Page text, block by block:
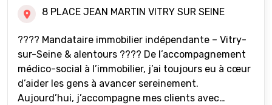
8 PLACE JEAN MARTIN VITRY SUR SEINE
???? Mandataire immobilier indépendante – Vitry-
sur-Seine & alentours ???? De l’accompagnement
médico-social à l’immobilier, j’ai toujours eu à cœur
d’aider les gens à avancer sereinement.
Aujourd’hui, j’accompagne mes clients avec